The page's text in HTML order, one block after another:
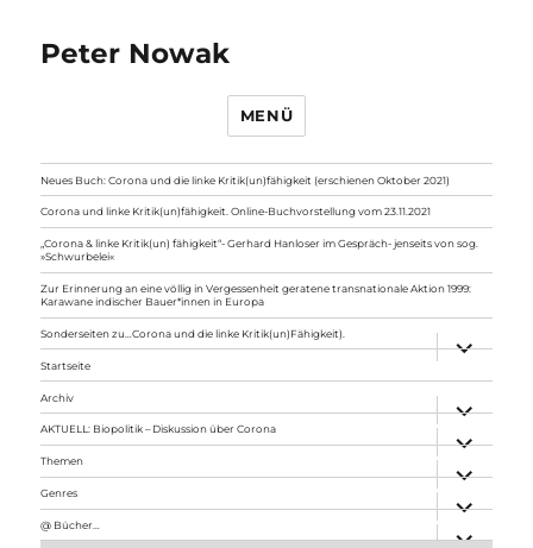
Peter Nowak
MENÜ
Neues Buch: Corona und die linke Kritik(un)fähigkeit (erschienen Oktober 2021)
Corona und linke Kritik(un)fähigkeit. Online-Buchvorstellung vom 23.11.2021
„Corona & linke Kritik(un) fähigkeit“- Gerhard Hanloser im Gespräch- jenseits von sog.
»Schwurbelei«
Zur Erinnerung an eine völlig in Vergessenheit geratene transnationale Aktion 1999:
Karawane indischer Bauer*innen in Europa
Sonderseiten zu…Corona und die linke Kritik(un)Fähigkeit).
anzeigen
Startseite
Archiv
anzeigen
AKTUELL: Biopolitik – Diskussion über Corona
anzeigen
Themen
anzeigen
Genres
anzeigen
@ Bücher…